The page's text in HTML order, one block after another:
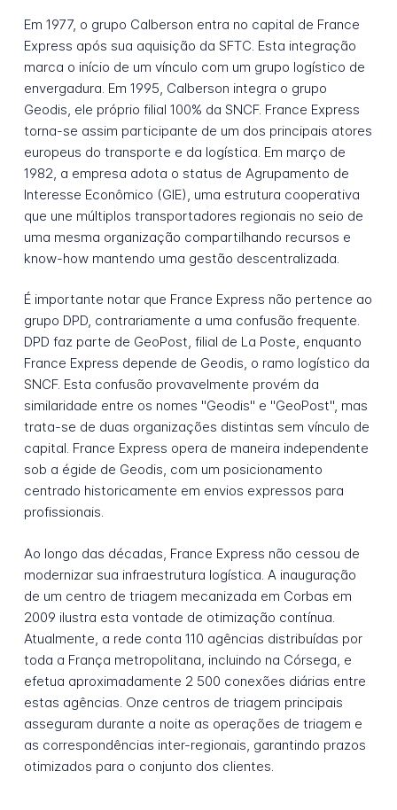
Em 1977, o grupo Calberson entra no capital de France
Express após sua aquisição da SFTC. Esta integração
marca o início de um vínculo com um grupo logístico de
envergadura. Em 1995, Calberson integra o grupo
Geodis, ele próprio filial 100% da SNCF. France Express
torna-se assim participante de um dos principais atores
europeus do transporte e da logística. Em março de
1982, a empresa adota o status de Agrupamento de
Interesse Econômico (GIE), uma estrutura cooperativa
que une múltiplos transportadores regionais no seio de
uma mesma organização compartilhando recursos e
know-how mantendo uma gestão descentralizada.
É importante notar que France Express não pertence ao
grupo DPD, contrariamente a uma confusão frequente.
DPD faz parte de GeoPost, filial de La Poste, enquanto
France Express depende de Geodis, o ramo logístico da
SNCF. Esta confusão provavelmente provém da
similaridade entre os nomes "Geodis" e "GeoPost", mas
trata-se de duas organizações distintas sem vínculo de
capital. France Express opera de maneira independente
sob a égide de Geodis, com um posicionamento
centrado historicamente em envios expressos para
profissionais.
Ao longo das décadas, France Express não cessou de
modernizar sua infraestrutura logística. A inauguração
de um centro de triagem mecanizada em Corbas em
2009 ilustra esta vontade de otimização contínua.
Atualmente, a rede conta 110 agências distribuídas por
toda a França metropolitana, incluindo na Córsega, e
efetua aproximadamente 2 500 conexões diárias entre
estas agências. Onze centros de triagem principais
asseguram durante a noite as operações de triagem e
as correspondências inter-regionais, garantindo prazos
otimizados para o conjunto dos clientes.